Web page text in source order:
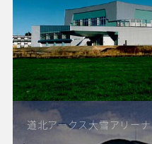
道北アークス大雪アリーナ